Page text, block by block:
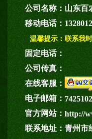
公司名称：山东百
移动电话：
温馨提示： 联系我
固定电话：
公司传真：
在线客服：
电子邮箱：
官方网站：http://
联系地址：青州市